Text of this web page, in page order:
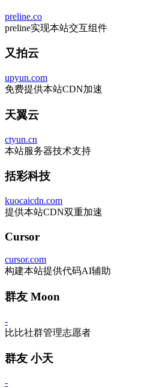
preline.co
preline实现本站交互组件
又拍云
upyun.com
免费提供本站CDN加速
天翼云
ctyun.cn
本站服务器技术支持
括彩科技
kuocaicdn.com
提供本站CDN双重加速
Cursor
cursor.com
构建本站提供代码AI辅助
群友 Moon
-
比比社群管理志愿者
群友 小天
-